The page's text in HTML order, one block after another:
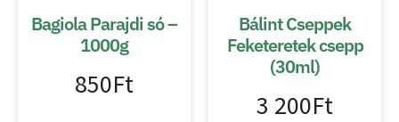
Bagiola Parajdi só –
1000g
850Ft
Bálint Cseppek
Feketeretek csepp
(30ml)
3 200Ft